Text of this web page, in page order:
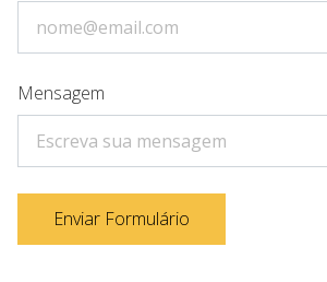
Mensagem
Enviar Formulário